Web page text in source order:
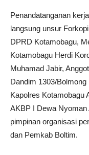
Penandatanganan
langsung unsur
DPRD Kotamobagu,
Kotamobagu Herdi
Muhamad Jabir,
Dandim 1303/
Kapolres Kotamobagu
AKBP I Dewa Nyoman
pimpinan organisasi
dan Pemkab Boltim.